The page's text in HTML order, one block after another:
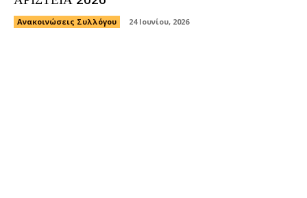
Ανακοινώσεις Συλλόγου 24 Ιουνίου, 2026